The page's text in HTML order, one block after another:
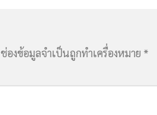
ช่องข้อมูลจำเป็นถูกทำเครื่องหมาย *